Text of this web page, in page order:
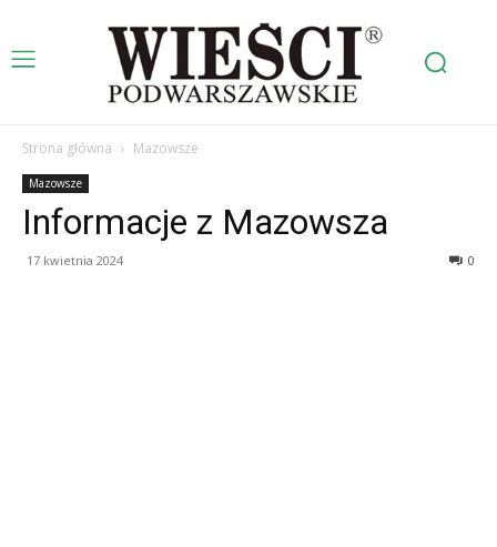
Strona główna Mazowsze
Mazowsze
Informacje z Mazowsza
17 kwietnia 2024 0